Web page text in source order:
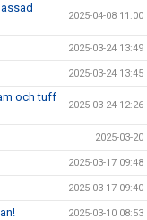
2025-04-08 11:00
2025-03-24 13:49
2025-03-24 13:45
och tuff
2025-03-24 12:26
2025-03-20
2025-03-17 09:48
2025-03-17 09:40
2025-03-10 08:53